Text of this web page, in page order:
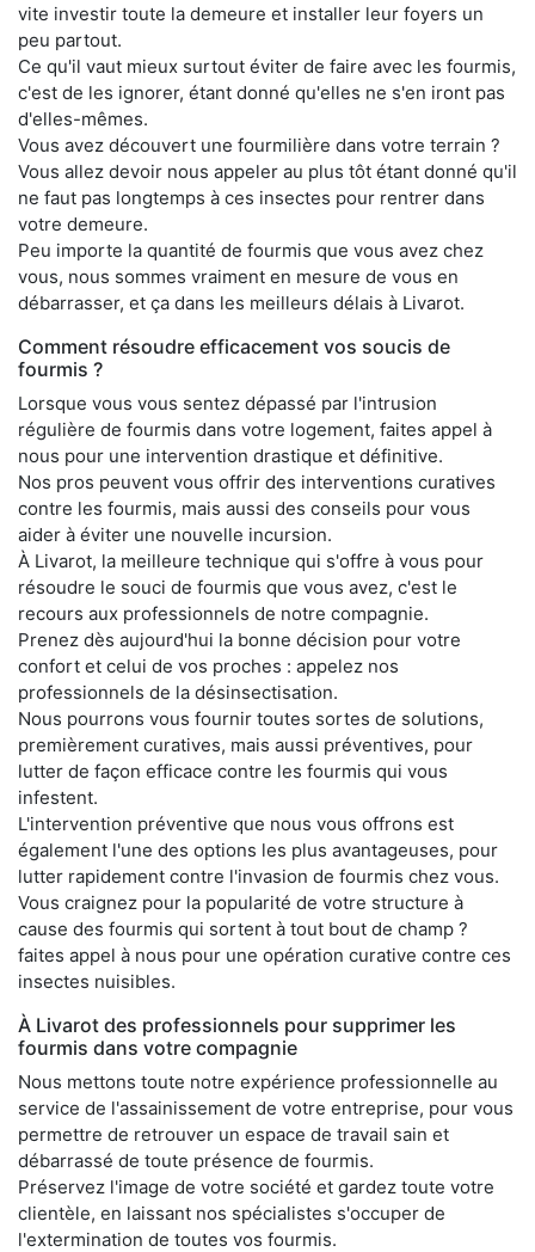
vite investir toute la demeure et installer leur foyers un
peu partout.
Ce qu'il vaut mieux surtout éviter de faire avec les fourmis,
c'est de les ignorer, étant donné qu'elles ne s'en iront pas
d'elles-mêmes.
Vous avez découvert une fourmilière dans votre terrain ?
Vous allez devoir nous appeler au plus tôt étant donné qu'il
ne faut pas longtemps à ces insectes pour rentrer dans
votre demeure.
Peu importe la quantité de fourmis que vous avez chez
vous, nous sommes vraiment en mesure de vous en
débarrasser, et ça dans les meilleurs délais à Livarot.
Comment résoudre efficacement vos soucis de
fourmis ?
Lorsque vous vous sentez dépassé par l'intrusion
régulière de fourmis dans votre logement, faites appel à
nous pour une intervention drastique et définitive.
Nos pros peuvent vous offrir des interventions curatives
contre les fourmis, mais aussi des conseils pour vous
aider à éviter une nouvelle incursion.
À Livarot, la meilleure technique qui s'offre à vous pour
résoudre le souci de fourmis que vous avez, c'est le
recours aux professionnels de notre compagnie.
Prenez dès aujourd'hui la bonne décision pour votre
confort et celui de vos proches : appelez nos
professionnels de la désinsectisation.
Nous pourrons vous fournir toutes sortes de solutions,
premièrement curatives, mais aussi préventives, pour
lutter de façon efficace contre les fourmis qui vous
infestent.
L'intervention préventive que nous vous offrons est
également l'une des options les plus avantageuses, pour
lutter rapidement contre l'invasion de fourmis chez vous.
Vous craignez pour la popularité de votre structure à
cause des fourmis qui sortent à tout bout de champ ?
faites appel à nous pour une opération curative contre ces
insectes nuisibles.
À Livarot des professionnels pour supprimer les
fourmis dans votre compagnie
Nous mettons toute notre expérience professionnelle au
service de l'assainissement de votre entreprise, pour vous
permettre de retrouver un espace de travail sain et
débarrassé de toute présence de fourmis.
Préservez l'image de votre société et gardez toute votre
clientèle, en laissant nos spécialistes s'occuper de
l'extermination de toutes vos fourmis.